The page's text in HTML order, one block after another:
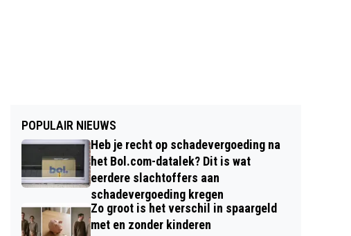
POPULAIR NIEUWS
Heb je recht op schadevergoeding na
het Bol.com-datalek? Dit is wat
eerdere slachtoffers aan
schadevergoeding kregen
Zo groot is het verschil in spaargeld
met en zonder kinderen